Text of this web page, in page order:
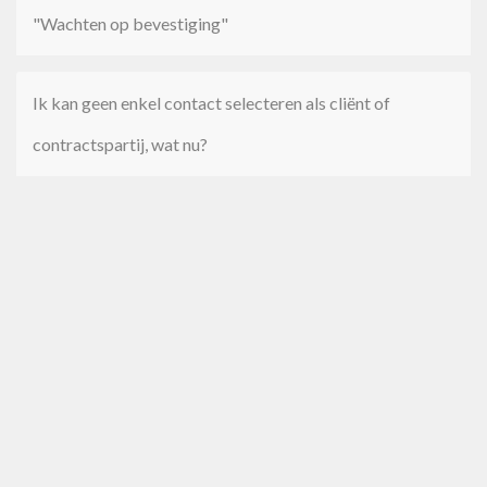
"Wachten op bevestiging"
Ik kan geen enkel contact selecteren als cliënt of
contractspartij, wat nu?